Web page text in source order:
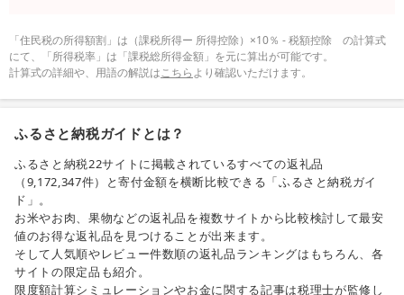
「住民税の所得額割」は（課税所得ー 所得控除）×10％ - 税額控除 の計算式
にて、「所得税率」は「課税総所得金額」を元に算出が可能です。
計算式の詳細や、用語の解説はこちらより確認いただけます。
ふるさと納税ガイドとは？
ふるさと納税22サイトに掲載されているすべての返礼品
（9,172,347件）と寄付金額を横断比較できる「ふるさと納税ガイ
ド」。
お米やお肉、果物などの返礼品を複数サイトから比較検討して最安
値のお得な返礼品を見つけることが出来ます。
そして人気順やレビュー件数順の返礼品ランキングはもちろん、各
サイトの限定品も紹介。
限度額計算シミュレーションやお金に関する記事は税理士が監修し